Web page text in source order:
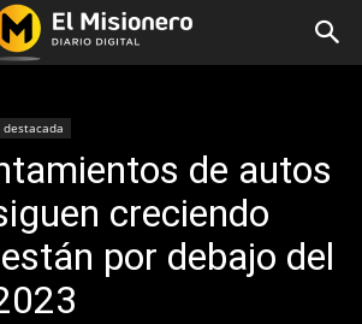
de autos
creciendo
por debajo del